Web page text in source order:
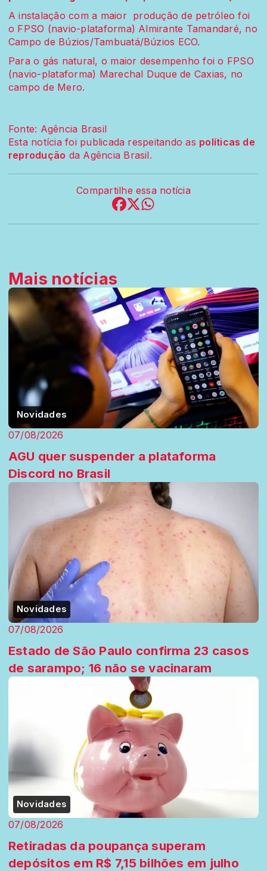
A instalação com a maior produção de petróleo foi
o FPSO (navio-plataforma) Almirante Tamandaré, no
Campo de Búzios/Tambuatá/Búzios ECO.
Para o gás natural, o maior desempenho foi o FPSO
(navio-plataforma) Marechal Duque de Caxias, no
campo de Mero.
Fonte: Agência Brasil
Esta notícia foi publicada respeitando as políticas de
reprodução da Agência Brasil.
Compartilhe essa notícia
Mais notícias
Novidades
07/08/2026
AGU quer suspender a plataforma
Discord no Brasil
Novidades
07/08/2026
Estado de São Paulo confirma 23 casos
de sarampo; 16 não se vacinaram
Novidades
07/08/2026
Retiradas da poupança superam
depósitos em R$ 7,15 bilhões em julho